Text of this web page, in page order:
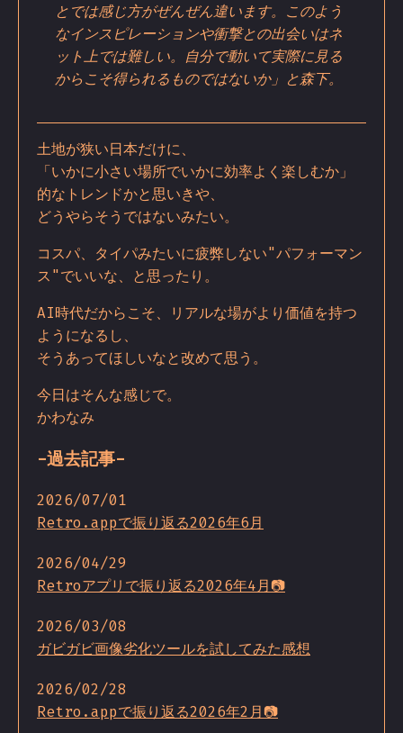
とでは感じ方がぜんぜん違います。このよう
なインスピレーションや衝撃との出会いはネ
ット上では難しい。自分で動いて実際に見る
からこそ得られるものではないか」と森下。
土地が狭い日本だけに、
「いかに小さい場所でいかに効率よく楽しむか」
的なトレンドかと思いきや、
どうやらそうではないみたい。
コスパ、タイパみたいに疲弊しない"パフォーマン
ス"でいいな、と思ったり。
AI時代だからこそ、リアルな場がより価値を持つ
ようになるし、
そうあってほしいなと改めて思う。
今日はそんな感じで。
かわなみ
-過去記事-
2026/07/01
Retro.appで振り返る2026年6月
2026/04/29
Retroアプリで振り返る2026年4月📷
2026/03/08
ガビガビ画像劣化ツールを試してみた感想
2026/02/28
Retro.appで振り返る2026年2月📷